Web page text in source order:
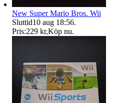
New Super Mario Bros. Wii
Sluttid10 aug 18:56.
Pris:229 kr,Köp nu.